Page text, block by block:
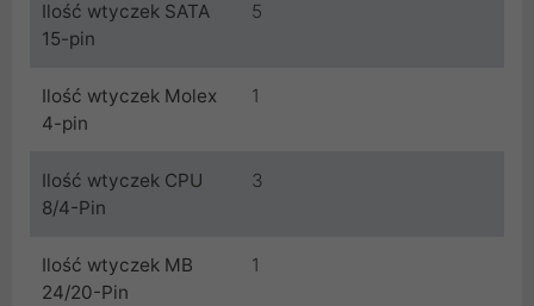
Ilość wtyczek SATA
15-pin
5
Ilość wtyczek Molex
4-pin
1
Ilość wtyczek CPU
8/4-Pin
3
Ilość wtyczek MB
24/20-Pin
1